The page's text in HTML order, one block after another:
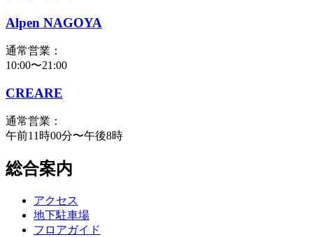
Alpen NAGOYA
通常営業：
10:00〜21:00
CREARE
通常営業：
午前11時00分〜午後8時
総合案内
アクセス
地下駐車場
フロアガイド